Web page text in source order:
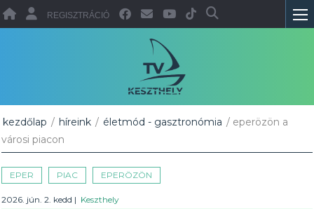
REGISZTRÁCIÓ
kezdőlap / híreink / életmód - gasztronómia / eperözön a
városi piacon
EPER PIAC EPERÖZÖN
2026. jún. 2. kedd | Keszthely